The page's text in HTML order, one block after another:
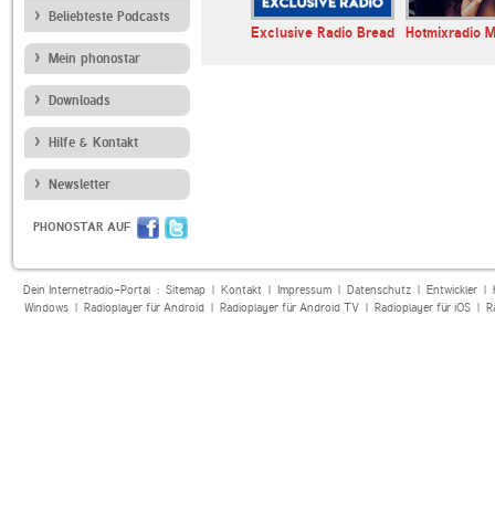
Beliebteste Podcasts
Mein phonostar
Downloads
Hilfe & Kontakt
Newsletter
PHONOSTAR AUF
HIT-
Radio Caroline Exclusive Radio Bread Hotmixradio
Dein Internetradio-Portal : Sitemap| Kontakt| Impressum| Datenschutz| Entwickler|
Windows| Radioplayer für Android| Radioplayer für Android TV| Radioplayer für iOS|